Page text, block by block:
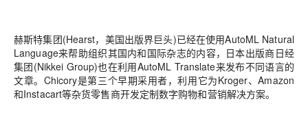
赫斯特集团(Hearst，美国出版界巨头)已经在使用AutoML Natural
Language来帮助组织其国内和国际杂志的内容，日本出版商日经
集团(Nikkei Group)也在利用AutoML Translate来发布不同语言的
文章。Chicory是第三个早期采用者，利用它为Kroger、Amazon
和Instacart等杂货零售商开发定制数字购物和营销解决方案。